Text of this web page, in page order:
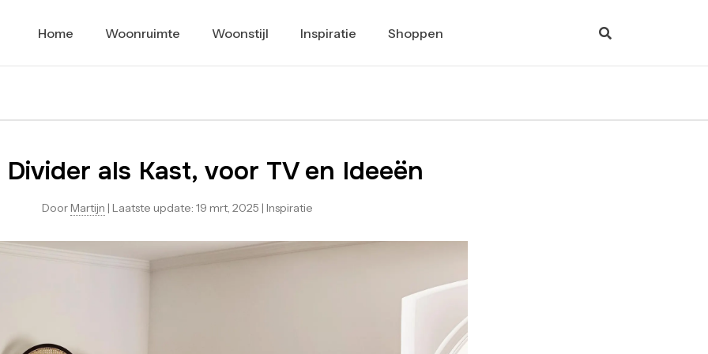
Home Woonruimte Woonstijl Inspiratie Shoppen
Divider als Kast, voor TV en Ideeën
Door Martijn | Laatste update: 19 mrt, 2025 | Inspiratie